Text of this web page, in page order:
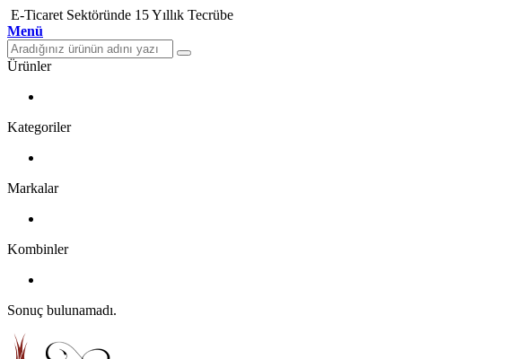
E-Ticaret Sektöründe 15 Yıllık Tecrübe
Menü
Ürünler
Kategoriler
Markalar
Kombinler
Sonuç bulunamadı.